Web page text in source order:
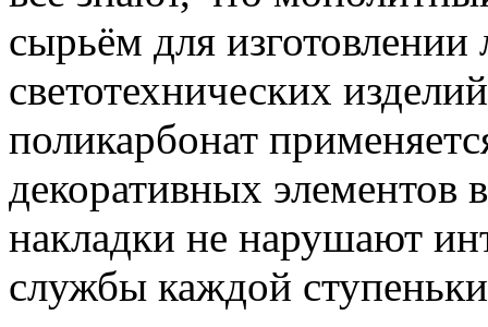
сырьём для
светотехнических
поликарбонат
декоративных элементов
накладки не нарушают
службы каждой